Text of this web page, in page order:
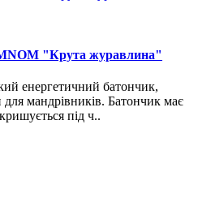
"Крута журавлина"
енергетичний батончик,
мандрівників. Батончик має
під ч..